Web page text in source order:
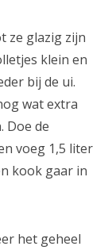
ze glazig zijn
klein en
bij de ui.
wat extra
Doe de
voeg 1,5 liter
kook gaar in
het geheel